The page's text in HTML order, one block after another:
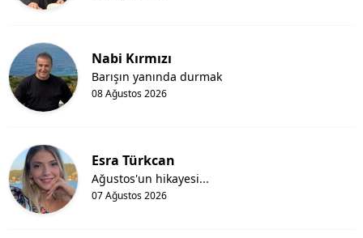
Nabi Kırmızı
08 Ağustos 2026
Barışın yanında durmak
Esra Türkcan
07 Ağustos 2026
Ağustos'un hikayesi...